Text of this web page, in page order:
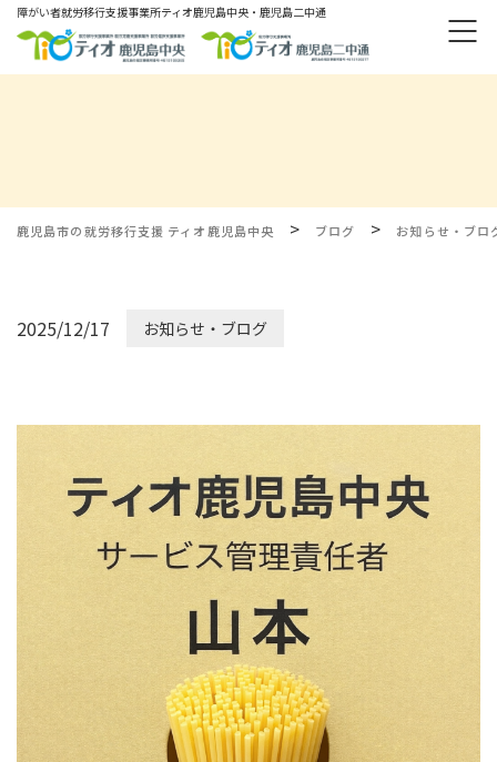
障がい者就労移⾏⽀援事業所ティオ⿅児島中央・鹿児島二中通
鹿児島市の就労移行支援 ティオ鹿児島中央 > ブログ > お知らせ・ブロ
2025/12/17 お知らせ・ブログ